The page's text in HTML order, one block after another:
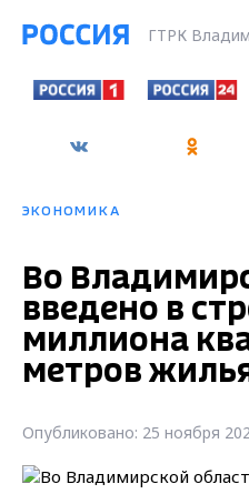
ГТРК
ЭКОНОМИКА
Во
введено в
миллиона
метров
Опубликовано: 25 ноября